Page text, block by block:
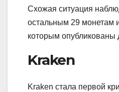
Схожая ситуация
остальным 29 монетам
которым опубликованы
Kraken
Kraken стала первой